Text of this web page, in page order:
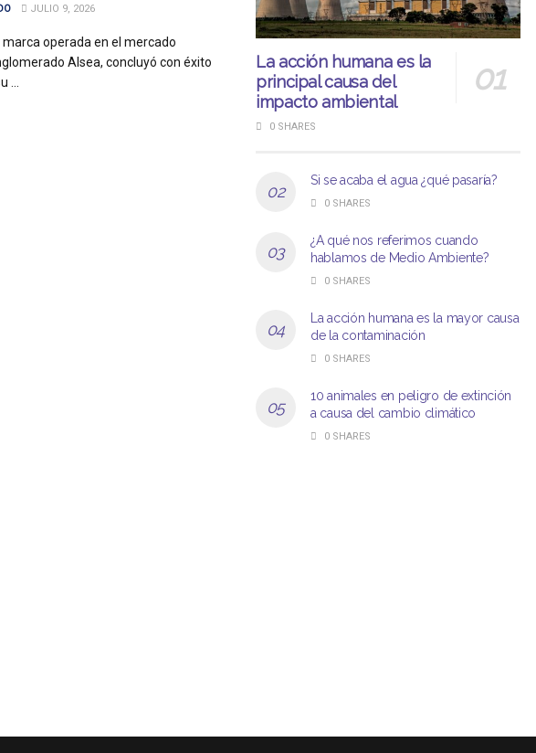
JULIO 9, 2026
operada en el mercado
Alsea, concluyó con éxito
...
La acción humana es la
principal causa del
impacto ambiental
0 SHARES
Si se acaba el agua ¿qué pasaría?
0 SHARES
¿A qué nos referimos cuando
hablamos de Medio Ambiente?
0 SHARES
La acción humana es la mayor causa
de la contaminación
0 SHARES
10 animales en peligro de extinción
a causa del cambio climático
0 SHARES